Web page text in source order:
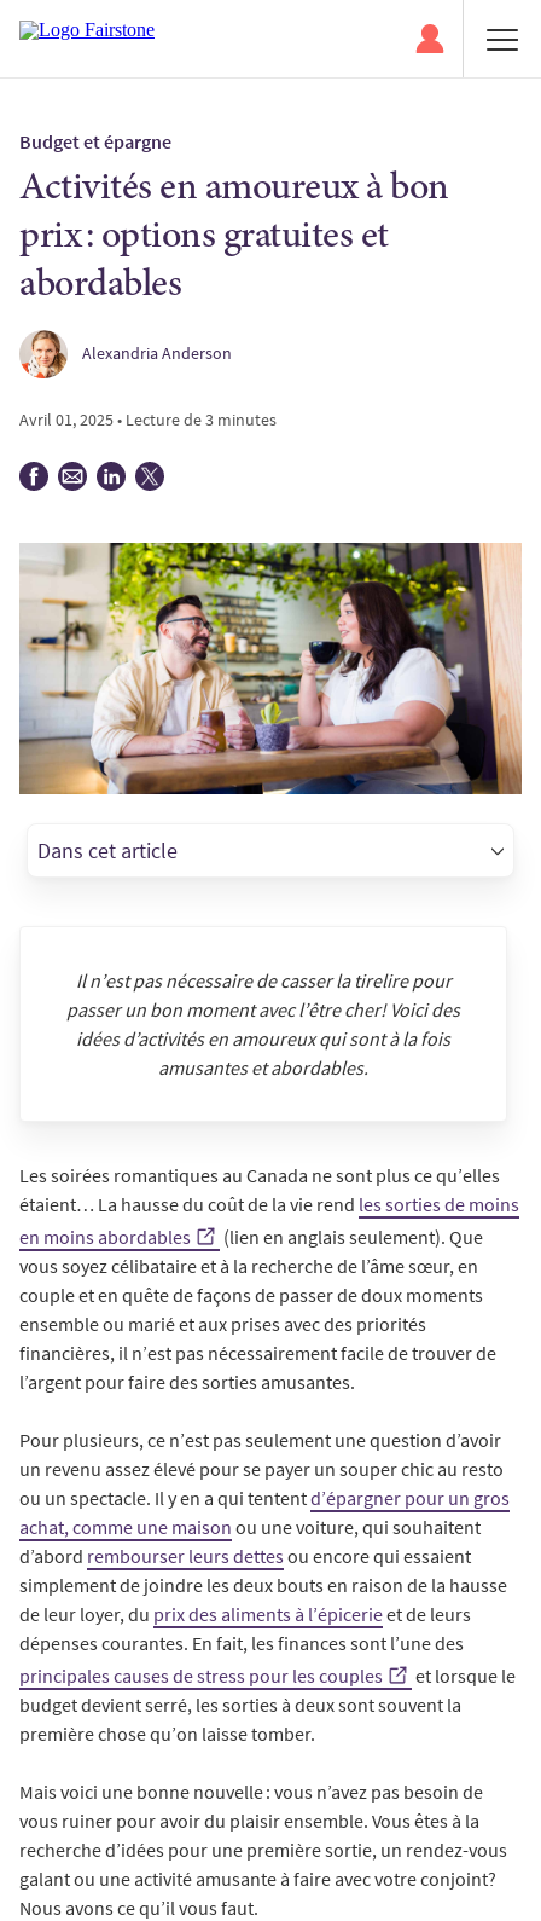
Budget et épargne
Activités en amoureux à bon
prix : options gratuites et
abordables
Alexandria Anderson
Avril 01, 2025 • Lecture de 3 minutes
Dans cet article
Il n’est pas nécessaire de casser la tirelire pour
passer un bon moment avec l’être cher! Voici des
idées d’activités en amoureux qui sont à la fois
amusantes et abordables.
Les soirées romantiques au Canada ne sont plus ce qu’elles
étaient… La hausse du coût de la vie rend les sorties de moins
en moins abordables
(lien en anglais seulement). Que
vous soyez célibataire et à la recherche de l’âme sœur, en
couple et en quête de façons de passer de doux moments
ensemble ou marié et aux prises avec des priorités
financières, il n’est pas nécessairement facile de trouver de
l’argent pour faire des sorties amusantes.
Pour plusieurs, ce n’est pas seulement une question d’avoir
un revenu assez élevé pour se payer un souper chic au resto
ou un spectacle. Il y en a qui tententd’épargner pour un gros
achat, comme une maison ou une voiture, qui souhaitent
d’abord rembourser leurs dettes ou encore qui essaient
simplement de joindre les deux bouts en raison de la hausse
de leur loyer, du prix des aliments à l’épicerieet de leurs
dépenses courantes. En fait, les finances sont l’une des
principales causes de stress pour les couples
et lorsque le
budget devient serré, les sorties à deux sont souvent la
première chose qu’on laisse tomber.
Mais voici une bonne nouvelle : vous n’avez pas besoin de
vous ruiner pour avoir du plaisir ensemble. Vous êtes à la
recherche d’idées pour une première sortie, un rendez-vous
galant ou une activité amusante à faire avec votre conjoint?
Nous avons ce qu’il vous faut.